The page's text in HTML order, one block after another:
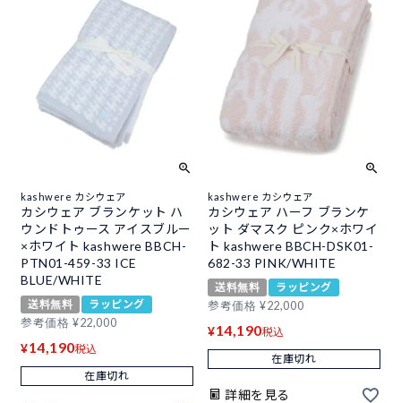
kashwere カシウェア
カシウェア ブランケット ハ
ウンドトゥース アイスブルー
×ホワイト kashwere BBCH-
PTN01-459-33 ICE
BLUE/WHITE
送料無料
ラッピング
参考価格 ¥22,000
¥14,190税込
在庫切れ
kashwere カシウェア
カシウェア ハーフ ブランケ
ット ダマスク ピンク×ホワイ
ト kashwere BBCH-DSK01-
682-33 PINK/WHITE
送料無料
ラッピング
参考価格 ¥22,000
¥14,190税込
在庫切れ
詳細を見る